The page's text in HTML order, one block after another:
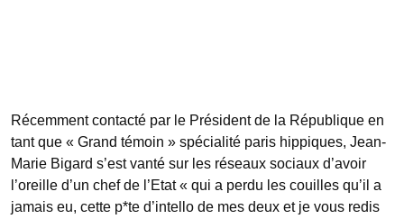
Récemment contacté par le Président de la République en
tant que « Grand témoin » spécialité paris hippiques, Jean-
Marie Bigard s’est vanté sur les réseaux sociaux d’avoir
l’oreille d’un chef de l’Etat « qui a perdu les couilles qu’il a
jamais eu, cette p*te d’intello de mes deux et je vous redis